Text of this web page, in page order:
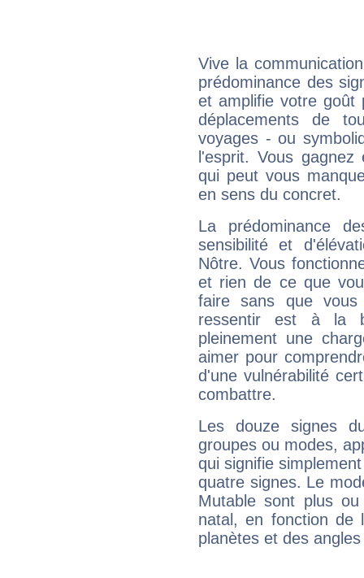
Vive la
prédominance des
et amplifie votre goût
déplacements de
voyages - ou
l'esprit. Vous
qui peut vous
en sens du concret.
La prédominance
sensibilité et
Nôtre. Vous
et rien de ce que
faire sans que
ressentir est à la
pleinement une
aimer pour
d'une vulnérabilité
combattre.
Les douze signes
groupes ou modes,
qui signifie
quatre signes. Le
Mutable sont plus
natal, en fonction de
planètes et des